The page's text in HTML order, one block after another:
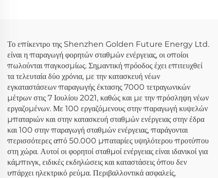
Ηλεκτρικής Ενέργειας
Το επίκεντρο της Shenzhen Golden Future Energy Ltd.
είναι η παραγωγή φορητών σταθμών ενέργειας, οι οποίοι
πωλούνται παγκοσμίως. Σημαντική πρόοδος έχει επιτευχθεί
τα τελευταία δύο χρόνια, με την κατασκευή νέων
εγκαταστάσεων παραγωγής έκτασης 7000 τετραγωνικών
μέτρων στις 7 Ιουλίου 2021, καθώς και με την πρόσληψη νέων
εργαζομένων. Με 100 εργαζόμενους στην παραγωγή κυψελών
μπαταριών και στην κατασκευή σταθμών ενέργειας στην έδρα
και 100 στην παραγωγή σταθμών ενέργειας, παράγονται
περισσότερες από 50.000 μπαταρίες υψηλότερου προτύπου
στη χώρα. Αυτοί οι φορητοί σταθμοί ενέργειας είναι ιδανικοί για
κάμπινγκ, ειδικές εκδηλώσεις και καταστάσεις όπου δεν
υπάρχει ηλεκτρικό ρεύμα. Περιβαλλοντικά ασφαλείς,